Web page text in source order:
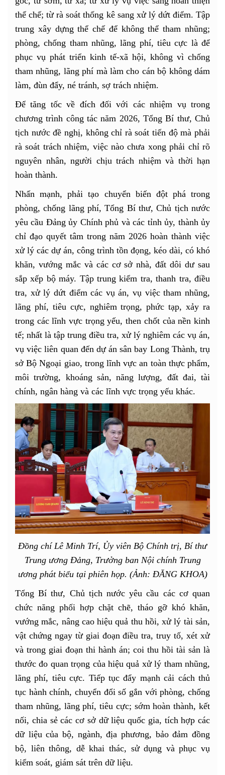
thể chế; từ rà soát thống kê sang xử lý dứt điểm. Tập
trung xây dựng thể chế để không thể tham nhũng;
phòng, chống tham nhũng, lãng phí, tiêu cực là để
phục vụ phát triển kinh tế-xã hội, không vì chống
tham nhũng, lãng phí mà làm cho cán bộ không dám
làm, đùn đẩy, né tránh, sợ trách nhiệm.
Để tăng tốc về đích đối với các nhiệm vụ trong
chương trình công tác năm 2026, Tổng Bí thư, Chủ
tịch nước đề nghị, không chỉ rà soát tiến độ mà phải
rà soát trách nhiệm, việc nào chưa xong phải chỉ rõ
nguyên nhân, người chịu trách nhiệm và thời hạn
hoàn thành.
Nhấn mạnh, phải tạo chuyển biến đột phá trong
phòng, chống lãng phí, Tổng Bí thư, Chủ tịch nước
yêu cầu Đảng ủy Chính phủ và các tỉnh ủy, thành ủy
chỉ đạo quyết tâm trong năm 2026 hoàn thành việc
xử lý các dự án, công trình tồn đọng, kéo dài, có khó
khăn, vướng mắc và các cơ sở nhà, đất dôi dư sau
sắp xếp bộ máy. Tập trung kiểm tra, thanh tra, điều
tra, xử lý dứt điểm các vụ án, vụ việc tham nhũng,
lãng phí, tiêu cực, nghiêm trọng, phức tạp, xảy ra
trong các lĩnh vực trọng yếu, then chốt của nền kinh
tế; nhất là tập trung điều tra, xử lý nghiêm các vụ án,
vụ việc liên quan đến dự án sân bay Long Thành, trụ
sở Bộ Ngoại giao, trong lĩnh vực an toàn thực phẩm,
môi trường, khoáng sản, năng lượng, đất đai, tài
chính, ngân hàng và các lĩnh vực trọng yếu khác.
Đồng chí Lê Minh Trí, Ủy viên Bộ Chính trị, Bí thư
Trung ương Đảng, Trưởng ban Nội chính Trung
ương phát biểu tại phiên họp. (Ảnh: ĐĂNG KHOA)
Tổng Bí thư, Chủ tịch nước yêu cầu các cơ quan
chức năng phối hợp chặt chẽ, tháo gỡ khó khăn,
vướng mắc, nâng cao hiệu quả thu hồi, xử lý tài sản,
vật chứng ngay từ giai đoạn điều tra, truy tố, xét xử
và trong giai đoạn thi hành án; coi thu hồi tài sản là
thước đo quan trọng của hiệu quả xử lý tham nhũng,
lãng phí, tiêu cực. Tiếp tục đẩy mạnh cải cách thủ
tục hành chính, chuyển đổi số gắn với phòng, chống
tham nhũng, lãng phí, tiêu cực; sớm hoàn thành, kết
nối, chia sẻ các cơ sở dữ liệu quốc gia, tích hợp các
dữ liệu của bộ, ngành, địa phương, bảo đảm đồng
bộ, liên thông, dễ khai thác, sử dụng và phục vụ
kiểm soát, giám sát trên dữ liệu.